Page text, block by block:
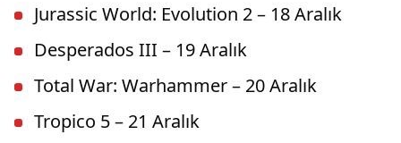
Jurassic World: Evolution 2 – 18 Aralık
Desperados III – 19 Aralık
Total War: Warhammer – 20 Aralık
Tropico 5 – 21 Aralık